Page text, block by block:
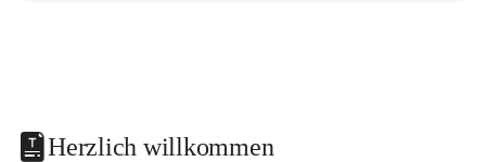
Herzlich willkommen